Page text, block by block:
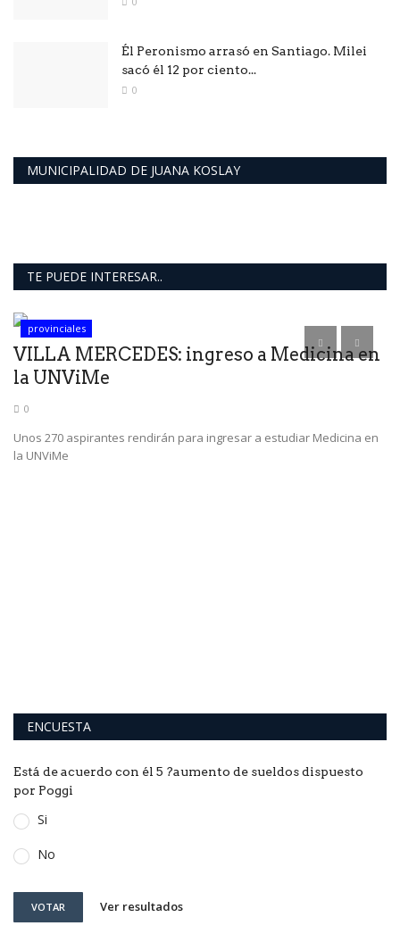
Él Peronismo arrasó en Santiago. Milei
sacó él 12 por ciento...
0
MUNICIPALIDAD DE JUANA KOSLAY
TE PUEDE INTERESAR..
provinciales
VILLA MERCEDES: ingreso a Medicina en
la UNViMe
0
Unos 270 aspirantes rendirán para ingresar a estudiar Medicina en
la UNViMe
ENCUESTA
Está de acuerdo con él 5 ?aumento de sueldos dispuesto
por Poggi
Si
No
VOTAR Ver resultados